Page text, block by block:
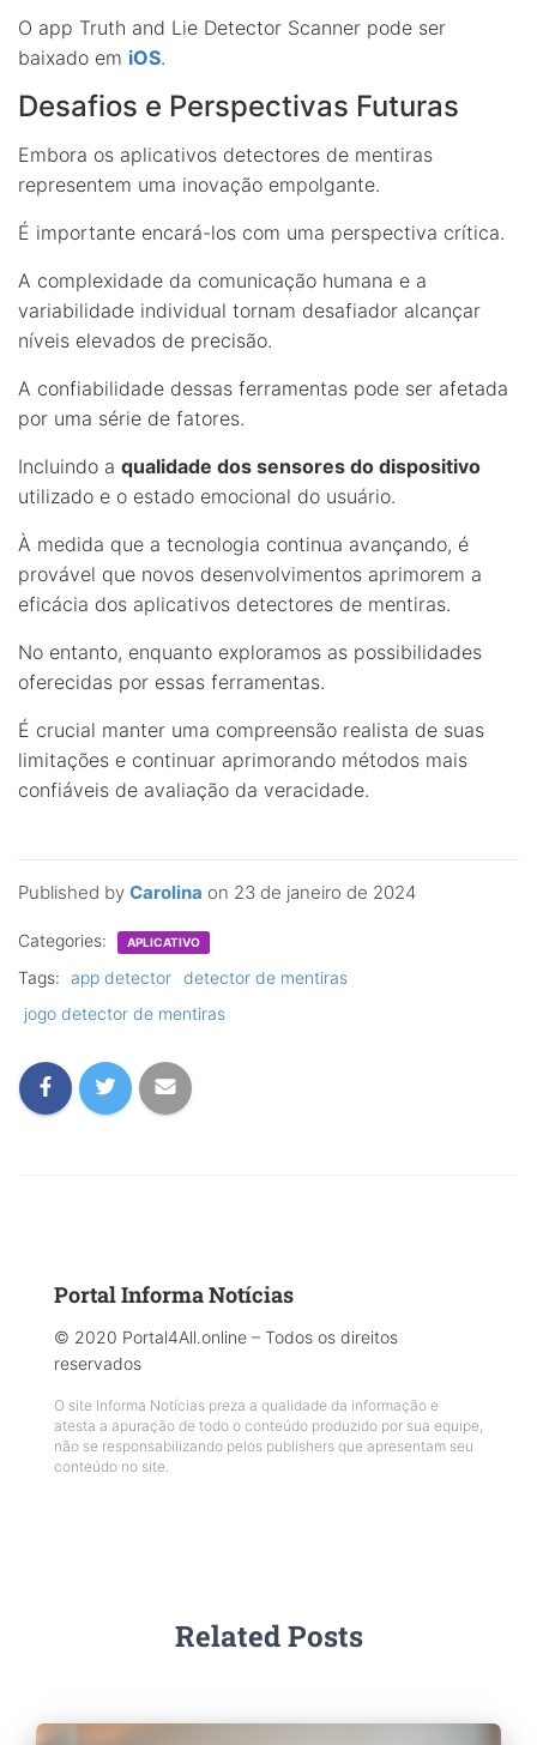
Published by Carolina on 23 de janeiro de 2024
O app Truth and Lie Detector Scanner pode ser
baixado em iOS.
Desafios e Perspectivas Futuras
Embora os aplicativos detectores de mentiras
representem uma inovação empolgante.
É importante encará-los com uma perspectiva crítica.
A complexidade da comunicação humana e a
variabilidade individual tornam desafiador alcançar
níveis elevados de precisão.
A confiabilidade dessas ferramentas pode ser afetada
por uma série de fatores.
Incluindo a qualidade dos sensores do dispositivo
utilizado e o estado emocional do usuário.
À medida que a tecnologia continua avançando, é
provável que novos desenvolvimentos aprimorem a
eficácia dos aplicativos detectores de mentiras.
No entanto, enquanto exploramos as possibilidades
oferecidas por essas ferramentas.
É crucial manter uma compreensão realista de suas
limitações e continuar aprimorando métodos mais
confiáveis de avaliação da veracidade.
Categories: APLICATIVO
Tags: app detector detector de mentiras
jogo detector de mentiras
Portal Informa Notícias
© 2020 Portal4All.online – Todos os direitos
reservados
O site Informa Notícias preza a qualidade da informação e
atesta a apuração de todo o conteúdo produzido por sua equipe,
não se responsabilizando pelos publishers que apresentam seu
conteúdo no site.
Related Posts